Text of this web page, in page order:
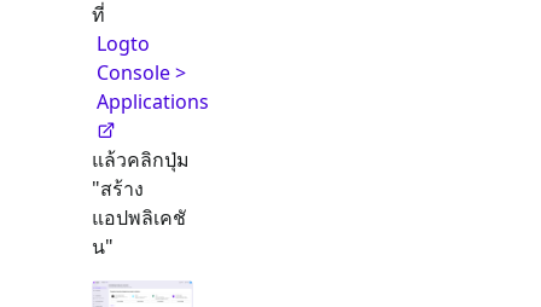
ที่
Logto
Console >
Applications
แล้วคลิกปุ่ม
"สร้าง
แอปพลิเคชั
น"